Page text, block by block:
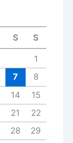
S S
1
7
8
14
15
21
22
28
29